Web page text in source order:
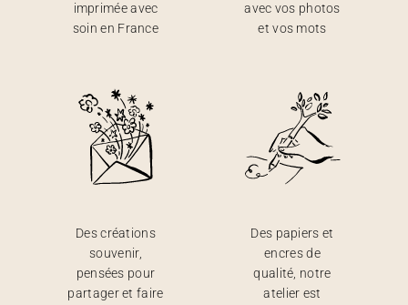
imprimée avec
soin en France
avec vos photos
et vos mots
Des créations
souvenir,
pensées pour
partager et faire
Des papiers et
encres de
qualité, notre
atelier est